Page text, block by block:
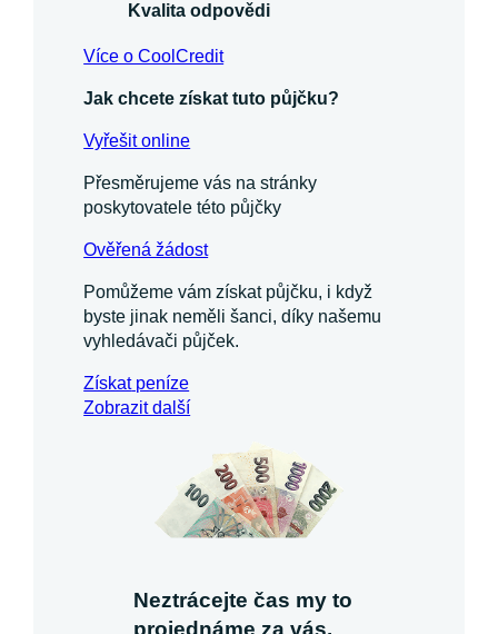
Kvalita odpovědi
Více o CoolCredit
Jak chcete získat tuto půjčku?
Vyřešit online
Přesměrujeme vás na stránky
poskytovatele této půjčky
Ověřená žádost
Pomůžeme vám získat půjčku, i když
byste jinak neměli šanci, díky našemu
vyhledávači půjček.
Získatpeníze
Zobrazit další
Neztrácejte čas my to
projednáme za vás.